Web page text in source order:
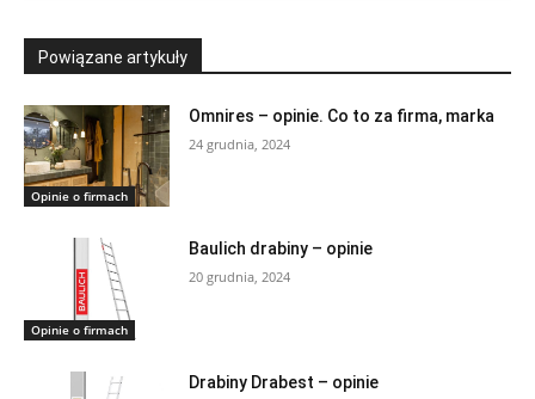
Powiązane artykuły
Opinie o firmach
Omnires – opinie. Co to za firma, marka
24 grudnia, 2024
Opinie o firmach
Baulich drabiny – opinie
20 grudnia, 2024
Drabiny Drabest – opinie